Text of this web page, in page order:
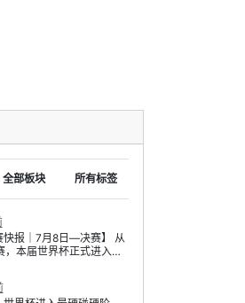
全部板块 所有标签
快报｜7月8日—决赛】 从
，本届世界杯正式进入最
比赛的胜负往往就差一个
班牙最终把控场优势一